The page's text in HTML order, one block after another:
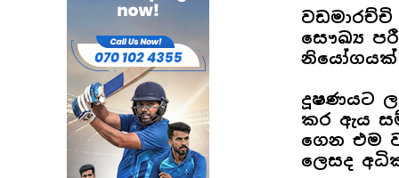
සෞඛ්‍ය
නියෝගයක්
දූෂණයට
කර ඇය
ගෙන එම
ලෙසද